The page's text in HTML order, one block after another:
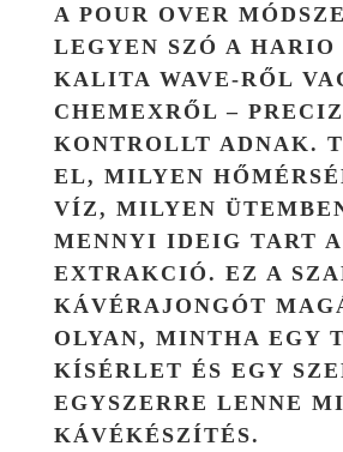
A POUR OVER
LEGYEN SZÓ A HARIO
KALITA WAVE-RŐL
CHEMEXRŐL –
KONTROLLT ADNAK.
EL, MILYEN
VÍZ, MILYEN
MENNYI IDEIG TART
EXTRAKCIÓ. EZ A
KÁVÉRAJONGÓT
OLYAN, MINTHA EGY
KÍSÉRLET ÉS EGY
EGYSZERRE LENNE
KÁVÉKÉSZÍTÉS.